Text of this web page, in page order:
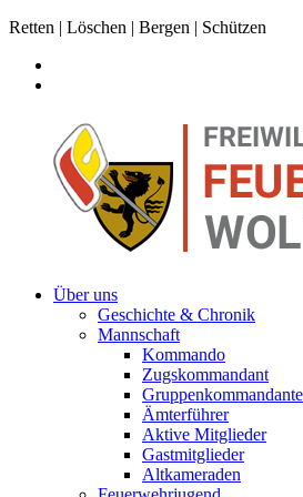
Retten | Löschen | Bergen | Schützen
Über uns
Geschichte & Chronik
Mannschaft
Kommando
Zugskommandant
Ämterführer
Aktive Mitglieder
Gastmitglieder
Altkameraden